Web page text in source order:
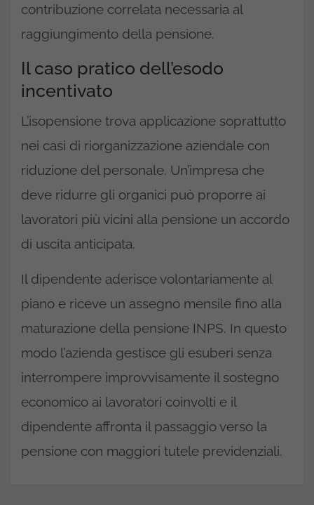
contribuzione correlata necessaria al
raggiungimento della pensione.
Il caso pratico dell’esodo
incentivato
L’isopensione trova applicazione soprattutto
nei casi di riorganizzazione aziendale con
riduzione del personale. Un’impresa che
deve ridurre gli organici può proporre ai
lavoratori più vicini alla pensione un accordo
di uscita anticipata.
Il dipendente aderisce volontariamente al
piano e riceve un assegno mensile fino alla
maturazione della pensione INPS. In questo
modo l’azienda gestisce gli esuberi senza
interrompere improvvisamente il sostegno
economico ai lavoratori coinvolti e il
dipendente affronta il passaggio verso la
pensione con maggiori tutele previdenziali.